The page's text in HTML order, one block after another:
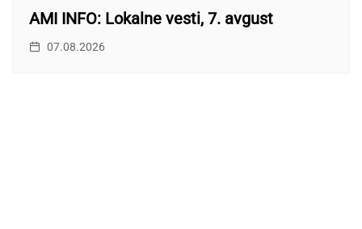
AMI INFO: Lokalne vesti, 7. avgust
07.08.2026